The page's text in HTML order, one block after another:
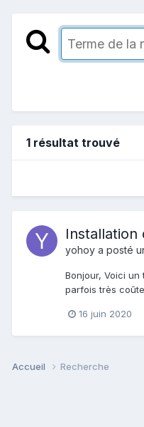
1 résultat trouvé
Installation
yohoy a posté
Bonjour, Voici
parfois très
16 juin 2020
Accueil Recherche